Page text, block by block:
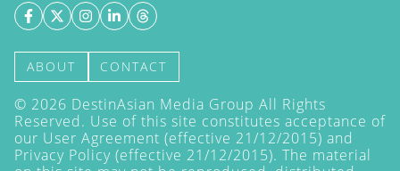
ABOUT CONTACT
© 2026 DestinAsian Media Group All Rights
Reserved. Use of this site constitutes acceptance of
our User Agreement (effective 21/12/2015) and
Privacy Policy (effective 21/12/2015). The material